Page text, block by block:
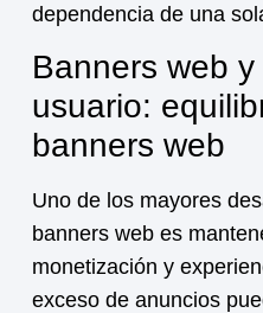
dependencia de una
Banners web
usuario:
banners web
Uno de los mayores
banners web es
monetización y
exceso de anuncios